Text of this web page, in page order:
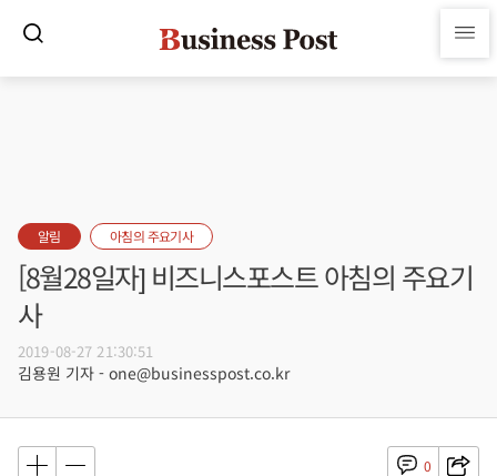
알림 아침의 주요기사
[8월28일자] 비즈니스포스트 아침의 주요기
사
2019-08-27 21:30:51
김용원 기자 - one@businesspost.co.kr
0